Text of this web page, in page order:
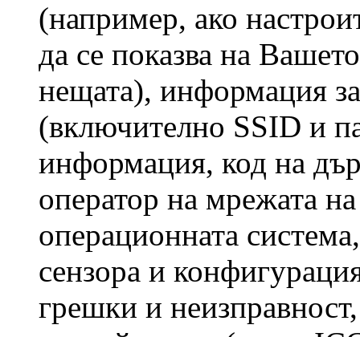
(например, ако
да се показва на
нещата), информация
(включително SSID и
информация, код на
оператор на мрежата
операционната
сензора и
грешки и